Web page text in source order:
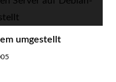
umgestellt